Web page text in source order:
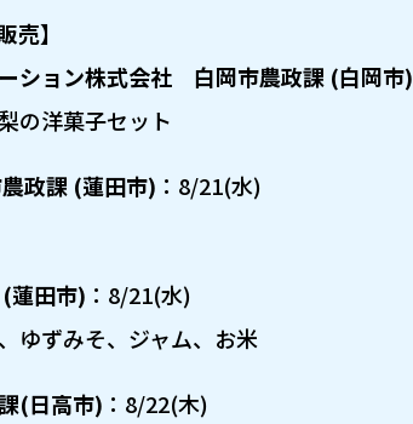
売】
ション株式会社 白岡市農政課 (白岡市)
の洋菓子セット
政課 (蓮田市) ：8/21(水)
蓮田市) ：8/21(水)
ゆずみそ、ジャム、お米
(日高市) ：8/22(木)